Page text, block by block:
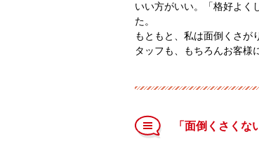
いい方がいい。「格好よく
た。
もともと、私は面倒くさが
タッフも、もちろんお客様
「面倒くさく